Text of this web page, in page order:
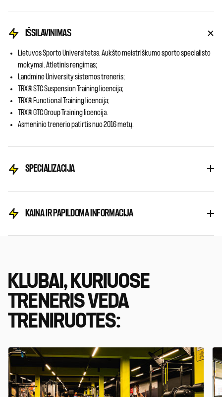
IŠSILAVINIMAS
Lietuvos Sporto Universitetas. Aukšto meistriškumo sporto specialisto
mokymai. Atletinis rengimas;
Landmine University sistemos treneris;
TRX® STC Suspension Training licencija;
TRX® Functional Training licencija;
TRX® GTC Group Training licencija.
Asmeninio trenerio patirtis nuo 2016 metų.
SPECIALIZACIJA
KAINA IR PAPILDOMA INFORMACIJA
KLUBAI, KURIUOSE
TRENERIS VEDA
TRENIRUOTES: